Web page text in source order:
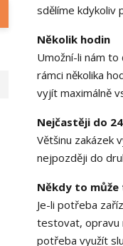
sdělíme kdykoliv
Několik hodin
Umožní-li nám
rámci několika
vyjít maximálně
Nejčastěji do
Většinu zakázek
nejpozději do
Někdy to
Je-li potřeba
testovat, opravu
potřeba využít